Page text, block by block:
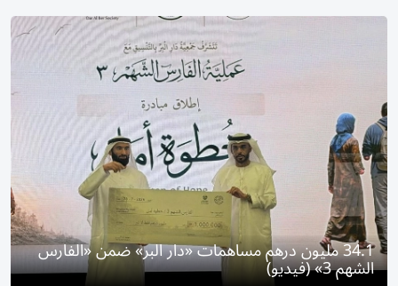
34.1 مليون درهم مساهمات «دار البر» ضمن «الفارس
الشهم 3» (فيديو)